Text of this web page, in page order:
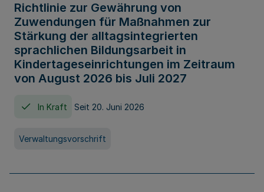
Richtlinie zur Gewährung von
Zuwendungen für Maßnahmen zur
Stärkung der alltagsintegrierten
sprachlichen Bildungsarbeit in
Kindertageseinrichtungen im Zeitraum
von August 2026 bis Juli 2027
In Kraft Seit 20. Juni 2026
Verwaltungsvorschrift